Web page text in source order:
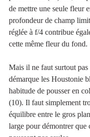
de mettre une seule fleur
profondeur de champ
réglée à f/4 contribue
cette même fleur du fond.
Mais il ne faut surtout
démarque les Houstonie
habitude de pousser en
(10). Il faut simplement
équilibre entre le gros
large pour démontrer que